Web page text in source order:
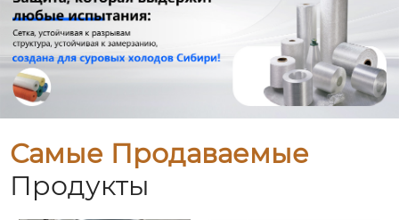
Самые Продаваемые
Продукты